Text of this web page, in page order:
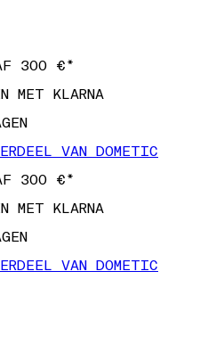
300 €*
MET KLARNA
VAN DOMETIC
300 €*
MET KLARNA
VAN DOMETIC